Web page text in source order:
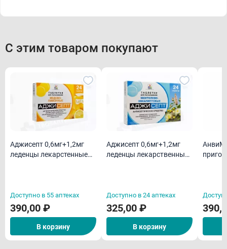
С этим товаром покупают
Аджисепт 0,6мг+1,2мг
леденцы лекарстенные
Доступно в 55 аптеках
390,00 ₽
В корзину
Аджисепт 0,6мг+1,2мг
леденцы лекарственные
Доступно в 24 аптеках
325,00 ₽
В корзину